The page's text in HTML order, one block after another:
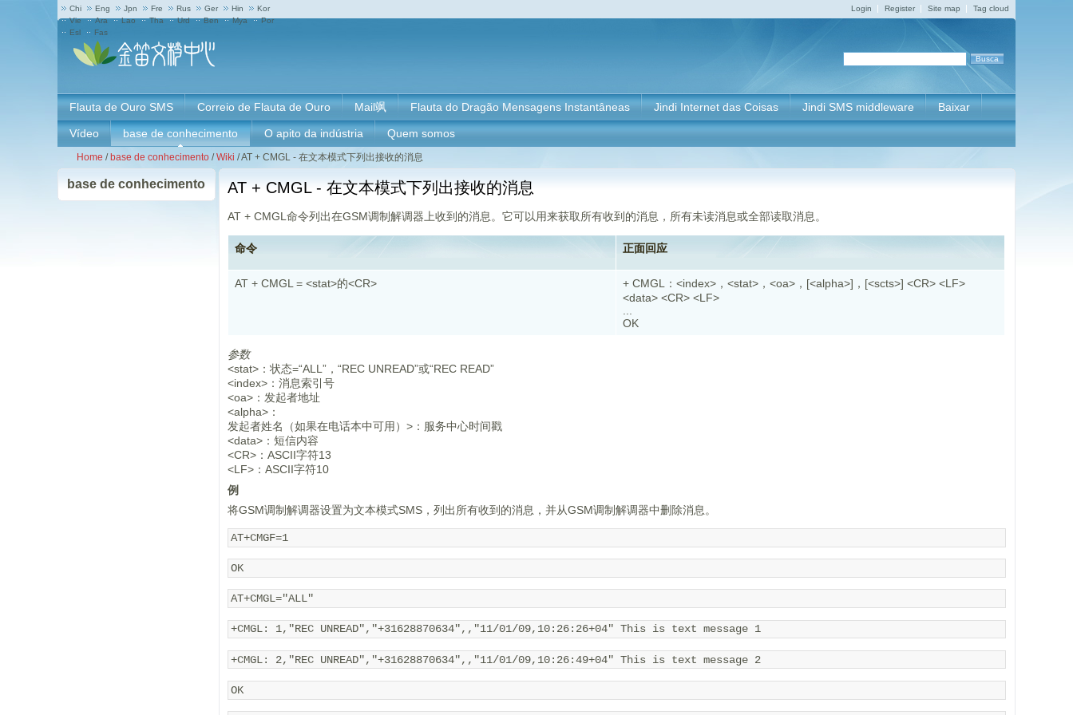
Chi Eng Jpn Fre Rus Ger Hin
Kor
Vie
Ara Lao Tha Urd Ben Mya
Por
Esl
Fas
Tag cloud
Site map
Register
Login
Flauta de Ouro SMS Correio de Flauta de Ouro Mail飒 Flauta do Dragão Mensagens Instantâneas Jindi Internet das Coisas Jindi SMS middleware Baixar
Vídeo base de conhecimento O apito da indústria Quem somos
Home / base de conhecimento / Wiki /AT + CMGL - 在文本模式下列出接收的消息
base de conhecimento AT + CMGL - 在文本模式下列出接收的消息
AT + CMGL命令列出在GSM调制解调器上收到的消息。它可以用来获取所有收到的消息，所有未读消息或全部读取消息。
命令 正面回应
AT + CMGL = <stat>的<CR>
+ CMGL：<index>，<stat>，<oa>，[<alpha>]，[<scts>] <CR> <LF>
<data> <CR> <LF>
OK
参数
<stat>：状态=“ALL”，“REC UNREAD”或“REC READ”
<index>：消息索引号
<oa>：发起者地址
<alpha>：
发起者姓名（如果在电话本中可用）>：服务中心时间戳
<data>：短信内容
<CR>：ASCII字符13
<LF>：ASCII字符10
例
将GSM调制解调器设置为文本模式SMS，列出所有收到的消息，并从GSM调制解调器中删除消息。
AT+CMGF=1
OK
AT+CMGL="ALL"
+CMGL: 1,"REC UNREAD","+31628870634",,"11/01/09,10:26:26+04" This is text message 1
+CMGL: 2,"REC UNREAD","+31628870634",,"11/01/09,10:26:49+04" This is text message 2
OK